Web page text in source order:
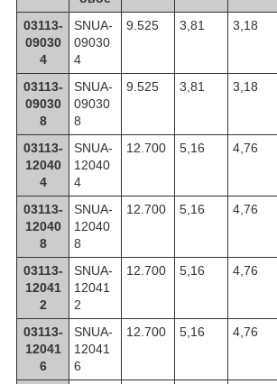
03113-
09030
4
SNUA-
09030
4
9.525 3,81 3,18
03113-
09030
8
SNUA-
09030
8
9.525 3,81 3,18
03113-
12040
4
SNUA-
12040
4
12.700 5,16 4,76
03113-
12040
8
SNUA-
12040
8
12.700 5,16 4,76
03113-
12041
2
SNUA-
12041
2
12.700 5,16 4,76
03113-
12041
6
SNUA-
12041
6
12.700 5,16 4,76